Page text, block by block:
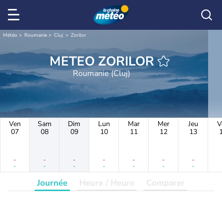
Météo Roumanie Cluj Zorilor
METEO ZORILOR
Roumanie (Cluj)
Ven
07
-
-
Sam
08
-
-
Dim
09
-
-
Lun
10
-
-
Mar
11
-
-
Mer
12
-
-
Jeu
13
-
-
Journée Heure / Heure Comparer